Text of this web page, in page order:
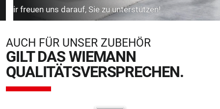
Wir freuen uns darauf, Sie zu unterstützen!
AUCH FÜR UNSER ZUBEHÖR
GILT DAS WIEMANN
QUALITÄTSVERSPRECHEN.